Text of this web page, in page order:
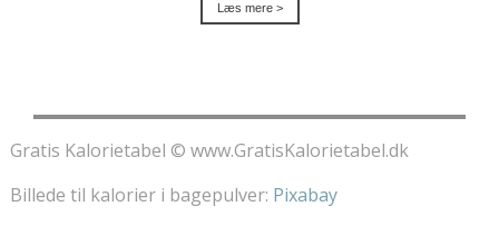
Læs mere >
Gratis Kalorietabel © www.GratisKalorietabel.dk
Billede til kalorier i bagepulver: Pixabay